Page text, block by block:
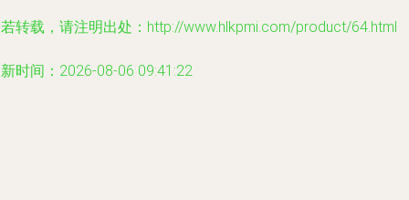
转载，请注明出处：http://www.hlkpmi.com/product/64.html
时间：2026-08-06 09:41:22